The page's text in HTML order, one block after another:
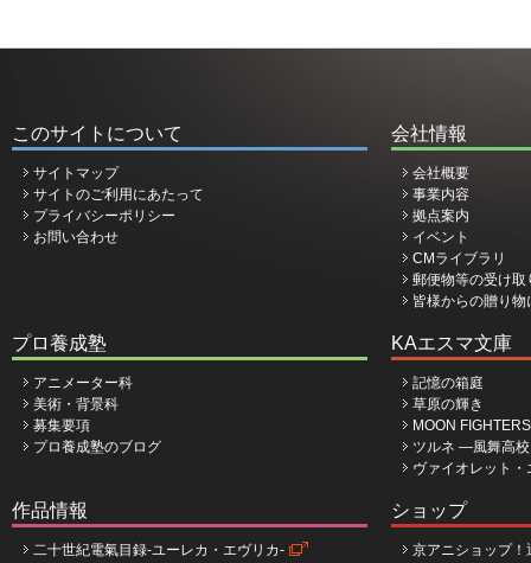
このサイトについて
サイトマップ
サイトのご利用にあたって
プライバシーポリシー
お問い合わせ
会社情報
会社概要
事業内容
拠点案内
イベント
CMライブラリ
郵便物等の受け取
皆様からの贈り
プロ養成塾
アニメーター科
美術・背景科
募集要項
プロ養成塾のブログ
KAエスマ文庫
記憶の箱庭
草原の輝き
MOON
ツルネ ―風舞高
ヴァイオレット
作品情報
二十世紀電氣目録-ユーレカ・エヴリカ-
ショップ
京アニショップ！